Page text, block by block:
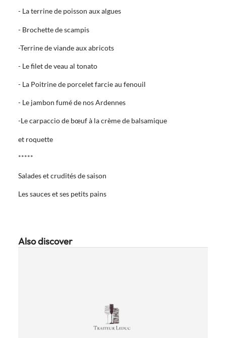
- La terrine de poisson aux algues
- Brochette de scampis
-Terrine de viande aux abricots
- Le filet de veau al tonato
- La Poitrine de porcelet farcie au fenouil
- Le jambon fumé de nos Ardennes
-Le carpaccio de bœuf à la crème de balsamique
et roquette
*****
Salades et crudités de saison
Les sauces et ses petits pains
Also discover